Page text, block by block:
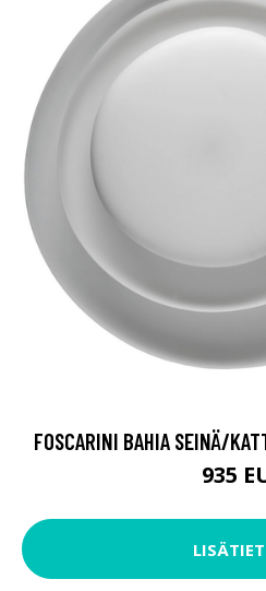
FOSCARINI BAHIA SEINÄ/
935